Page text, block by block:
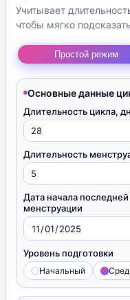
Учитывает
чтобы мягко
Простой режим
Основные данные
Длительность цикла,
Длительность
Дата начала последней
менструации
Уровень подготовки
Начальный